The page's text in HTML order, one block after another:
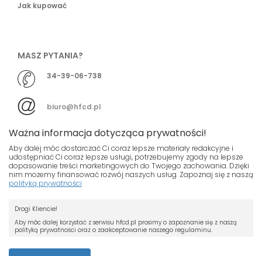
Jak kupować
MASZ PYTANIA?
34-39-06-738
biuro@hfcd.pl
© HFCD - HF Centrum Dystrybucyjne- Wszelkie prawa
zapisywane na Twoim dysku zmień
ustawienia swojej przeglądarki.
Ważna informacja dotycząca prywatności!
Aby dalej móc dostarczać Ci coraz lepsze materiały redakcyjne i
udostępniać Ci coraz lepsze usługi, potrzebujemy zgody na lepsze
dopasowanie treści marketingowych do Twojego zachowania. Dzięki
nim możemy finansować rozwój naszych usług. Zapoznaj się z naszą
polityką prywatności
Drogi Kliencie!
Aby móc dalej korzystać z serwisu hfcd.pl prosimy o zapoznanie się z naszą
polityką prywatności oraz o zaakceptowanie naszego regulaminu.